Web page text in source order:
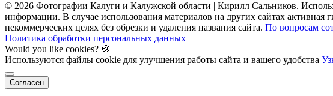
© 2026 Фотографии Калуги и Калужской области | Кирилл Сальников.
информации. В случае использования материалов на других сайтах
некоммерческих целях без обрезки и удаления названия сайта. По вопросам
Политика обработки персональных данных
Would you like cookies? 🍪
Используются файлы cookie для улучшения работы сайта и вашего удобства
Согласен